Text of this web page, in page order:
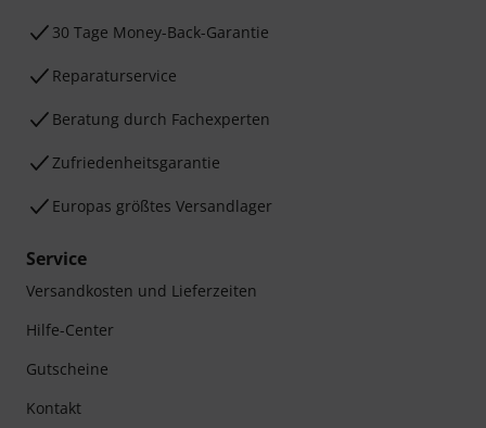
30 Tage Money-Back-Garantie
Reparaturservice
Beratung durch Fachexperten
Zufriedenheitsgarantie
Europas größtes Versandlager
Service
Versandkosten und Lieferzeiten
Hilfe-Center
Gutscheine
Kontakt